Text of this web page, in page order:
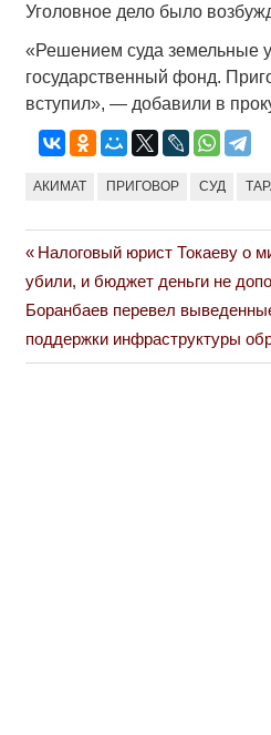
Уголовное дело было
«Решением суда земельные
государственный фонд.
вступил», — добавили в
АКИМАТ ПРИГОВОР СУД
Навигация
по
записям
Previous
Post:
Налоговый юрист Токаеву о
убили, и бюджет деньги не
Next
Post:
Боранбаев перевел
поддержки инфраструктуры